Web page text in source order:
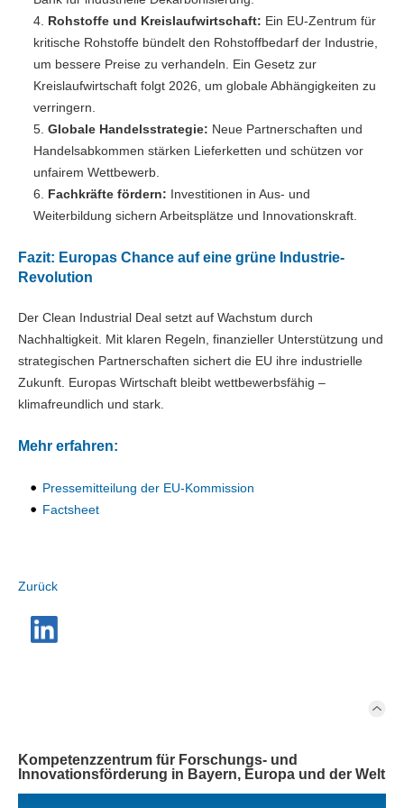
Rohstoffe und Kreislaufwirtschaft: Ein EU-Zentrum für
kritische Rohstoffe bündelt den Rohstoffbedarf der Industrie,
um bessere Preise zu verhandeln. Ein Gesetz zur
Kreislaufwirtschaft folgt 2026, um globale Abhängigkeiten zu
verringern.
Globale Handelsstrategie: Neue Partnerschaften und
Handelsabkommen stärken Lieferketten und schützen vor
unfairem Wettbewerb.
Fachkräfte fördern: Investitionen in Aus- und
Weiterbildung sichern Arbeitsplätze und Innovationskraft.
Fazit: Europas Chance auf eine grüne Industrie-
Revolution
Der Clean Industrial Deal setzt auf Wachstum durch
Nachhaltigkeit. Mit klaren Regeln, finanzieller Unterstützung und
strategischen Partnerschaften sichert die EU ihre industrielle
Zukunft. Europas Wirtschaft bleibt wettbewerbsfähig –
klimafreundlich und stark.
Mehr erfahren:
Pressemitteilung der EU-Kommission
Factsheet
Zurück
Kompetenzzentrum für Forschungs- und
Innovationsförderung in Bayern, Europa und der Welt